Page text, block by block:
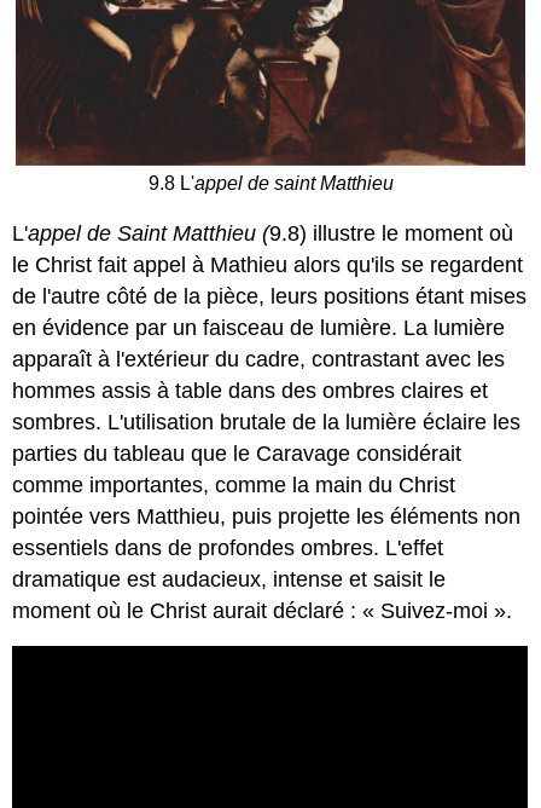
9.8 L'appel de saint Matthieu
L'appel de Saint Matthieu (9.8) illustre le moment où
le Christ fait appel à Mathieu alors qu'ils se regardent
de l'autre côté de la pièce, leurs positions étant mises
en évidence par un faisceau de lumière. La lumière
apparaît à l'extérieur du cadre, contrastant avec les
hommes assis à table dans des ombres claires et
sombres. L'utilisation brutale de la lumière éclaire les
parties du tableau que le Caravage considérait
comme importantes, comme la main du Christ
pointée vers Matthieu, puis projette les éléments non
essentiels dans de profondes ombres. L'effet
dramatique est audacieux, intense et saisit le
moment où le Christ aurait déclaré : « Suivez-moi ».